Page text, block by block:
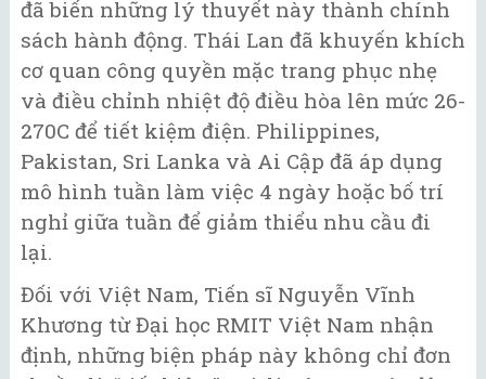
đã biến những lý thuyết này thành chính
sách hành động. Thái Lan đã khuyến khích
cơ quan công quyền mặc trang phục nhẹ
và điều chỉnh nhiệt độ điều hòa lên mức 26-
270C để tiết kiệm điện. Philippines,
Pakistan, Sri Lanka và Ai Cập đã áp dụng
mô hình tuần làm việc 4 ngày hoặc bố trí
nghỉ giữa tuần để giảm thiểu nhu cầu đi
lại.
Đối với Việt Nam, Tiến sĩ Nguyễn Vĩnh
Khương từ Đại học RMIT Việt Nam nhận
định, những biện pháp này không chỉ đơn